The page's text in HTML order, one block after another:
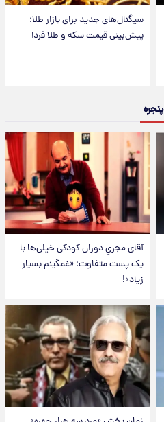
سیگنال‌های جدید برای بازار طلا؛
پیش‌بینی قیمت سکه و طلا فردا
پنجره
آقای مجریِ دوران کودکی خیلی‌ها با
یک پست متفاوت؛ «غمگینم بسیار
زیاد»!